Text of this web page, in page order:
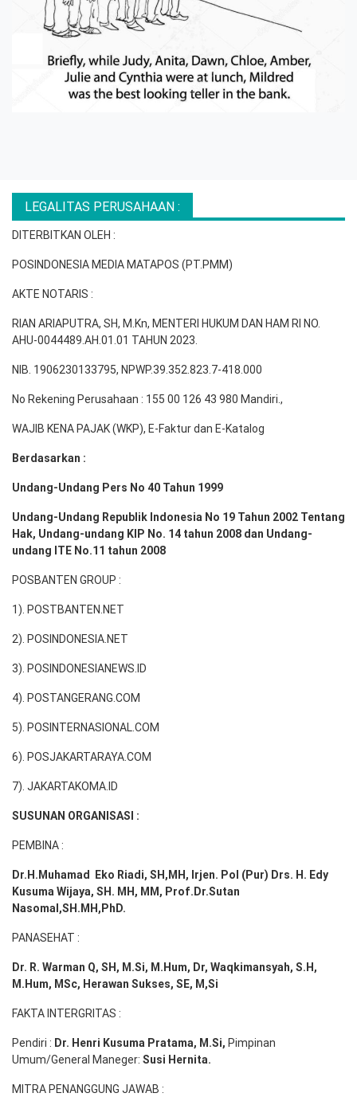
LEGALITAS PERUSAHAAN :
DITERBITKAN OLEH :
POSINDONESIA MEDIA MATAPOS (PT.PMM)
AKTE NOTARIS :
RIAN ARIAPUTRA, SH, M.Kn, MENTERI HUKUM DAN HAM RI NO.
AHU-0044489.AH.01.01 TAHUN 2023.
NIB. 1906230133795, NPWP.39.352.823.7-418.000
No Rekening Perusahaan : 155 00 126 43 980 Mandiri.,
WAJIB KENA PAJAK (WKP), E-Faktur dan E-Katalog
Berdasarkan :
Undang-Undang Pers No 40 Tahun 1999
Undang-Undang Republik Indonesia No 19 Tahun 2002 Tentang
Hak, Undang-undang KIP No. 14 tahun 2008 dan Undang-
undang ITE No.11 tahun 2008
POSBANTEN GROUP :
1). POSTBANTEN.NET
2). POSINDONESIA.NET
3). POSINDONESIANEWS.ID
4). POSTANGERANG.COM
5). POSINTERNASIONAL.COM
6). POSJAKARTARAYA.COM
7). JAKARTAKOMA.ID
SUSUNAN ORGANISASI :
PEMBINA :
Dr.H.Muhamad Eko Riadi, SH,MH , Irjen. Pol (Pur) Drs. H. Edy
Kusuma Wijaya, SH. MH, MM, Prof. Dr.Sutan
Nasomal,SH.MH,PhD.
PANASEHAT :
Dr. R. Warman Q, SH, M.Si, M.Hum, Dr, Waqkimansyah, S.H,
M.Hum, MSc, Herawan Sukses, SE, M,Si
FAKTA INTERGRITAS :
Pendiri : Dr. Henri Kusuma Pratama, M.Si, Pimpinan
Umum/General Maneger: Susi Hernita.
MITRA PENANGGUNG JAWAB :